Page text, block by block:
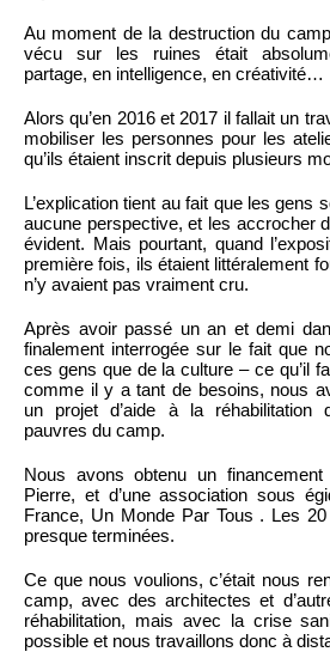
Au moment de la destruction du
vécu sur les ruines était
partage, en intelligence, en créativité…
Alors qu’en 2016 et 2017 il fallait un
mobiliser les personnes pour les
qu’ils étaient inscrit depuis plusieurs
L’explication tient au fait que les gens
aucune perspective, et les accrocher
évident. Mais pourtant, quand
première fois, ils étaient littéralement
n’y avaient pas vraiment cru.
Après avoir passé un an et demi
finalement interrogée sur le fait que
ces gens que de la culture – ce qu’il
comme il y a tant de besoins, nous
un projet d’aide à la réhabilitation
pauvres du camp.
Nous avons obtenu un
Pierre, et d’une association sous
France, Un Monde Par Tous . Les
presque terminées.
Ce que nous voulions, c’était nous
camp, avec des architectes et
réhabilitation, mais avec la crise
possible et nous travaillons donc à